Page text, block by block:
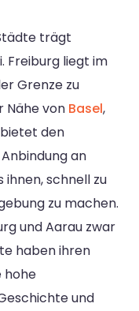
trägt
Freiburg liegt im
Grenze zu
Nähe von Basel,
bietet den
an
schnell zu
zu machen.
und Aarau zwar
haben ihren
hohe
und